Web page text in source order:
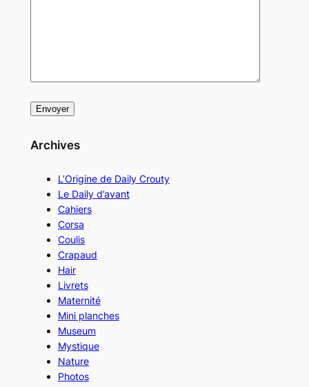
Archives
L’Origine de Daily Crouty
Le Daily d’avant
Cahiers
Corsa
Coulis
Crapaud
Hair
Livrets
Maternité
Mini planches
Museum
Mystique
Nature
Photos